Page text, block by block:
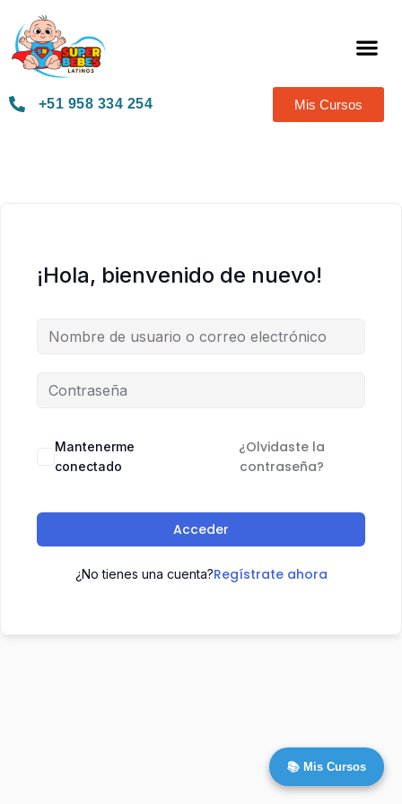
+51 958 334 254 Mis Cursos
¡Hola, bienvenido de nuevo!
Mantenerme
conectado
¿Olvidaste la
contraseña?
Acceder
¿No tienes una cuenta?Regístrate ahora
📚 Mis Cursos